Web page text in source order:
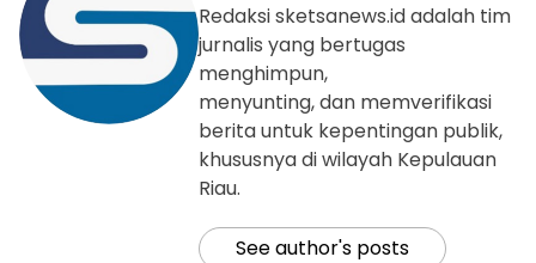
Redaksi sketsanews.id adalah tim
jurnalis yang bertugas
menghimpun,
menyunting, dan memverifikasi
berita untuk kepentingan publik,
khususnya di wilayah Kepulauan
Riau.
See author's posts